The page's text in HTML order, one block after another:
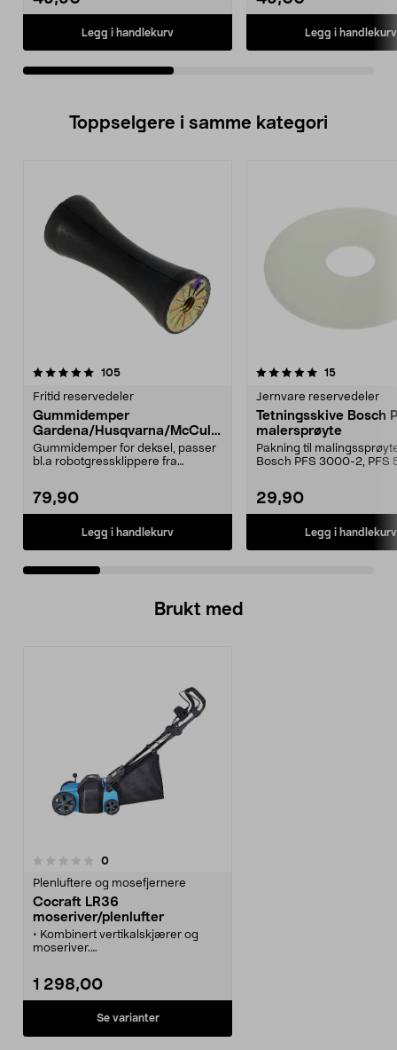
Legg i handlekurv Legg i handlekurv
Toppselgere i samme kategori
105anmeldelser
Fritid reservedeler
Gummidemper
Gardena/Husqvarna/McCullo
ch/Flymo
Gummidemper for deksel, passer
bl.a robotgressklippere fra
79,90
Legg i handlekurv
5.0 av 5 stjerner 15anmeldelser
Jernvare reservedeler
Tetningsskive Bosch
malersprøyte
Pakning til
Bosch PFS 3000-2, PFS
29,90
Legg i handlekurv
4.5 av 5 stjerner
Brukt med
0anmeldelser
Plenluftere og mosefjernere
Cocraft LR36
moseriver/plenlufter
• Kombinert vertikalskjærer og
moseriver.
• Stor oppsamler på 40 liter.
1 298,00
Se varianter